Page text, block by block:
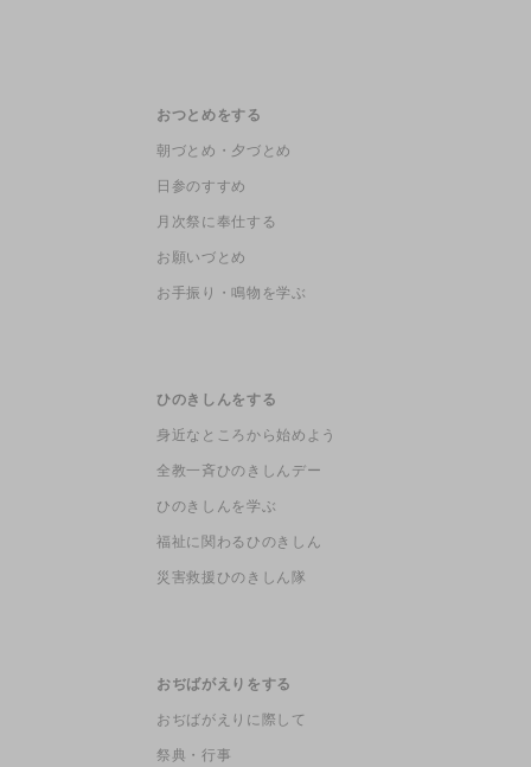
おつとめをする
朝づとめ・夕づとめ
日参のすすめ
月次祭に奉仕する
お願いづとめ
お手振り・鳴物を学ぶ
ひのきしんをする
身近なところから始めよう
全教一斉ひのきしんデー
ひのきしんを学ぶ
福祉に関わるひのきしん
災害救援ひのきしん隊
おぢばがえりをする
おぢばがえりに際して
祭典・行事